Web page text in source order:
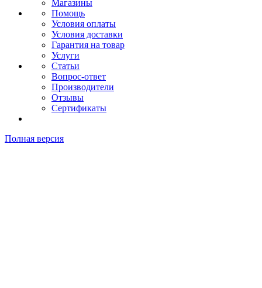
Магазины
Помощь
Условия оплаты
Условия доставки
Гарантия на товар
Услуги
Статьи
Вопрос-ответ
Производители
Отзывы
Сертификаты
Полная версия